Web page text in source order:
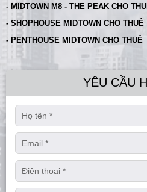
- MIDTOWN M8 - THE PEAK CHO
- SHOPHOUSE MIDTOWN CHO THUÊ
- PENTHOUSE MIDTOWN CHO THUÊ
YÊU CẦU